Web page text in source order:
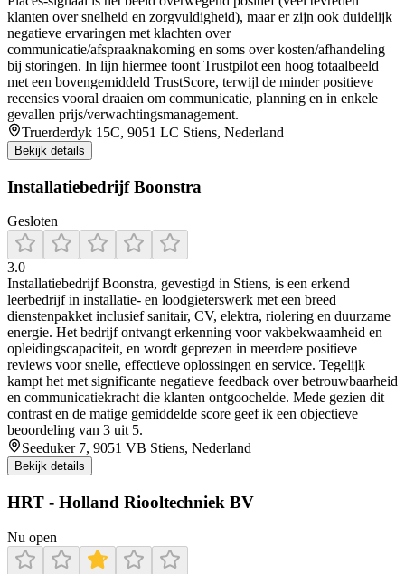
klanten over snelheid en zorgvuldigheid), maar er zijn ook duidelijk
negatieve ervaringen met klachten over
communicatie/afspraaknakoming en soms over kosten/afhandeling
bij storingen. In lijn hiermee toont Trustpilot een hoog totaalbeeld
met een bovengemiddeld TrustScore, terwijl de minder positieve
recensies vooral draaien om communicatie, planning en in enkele
gevallen prijs/verwachtingsmanagement.
Truerderdyk 15C, 9051 LC Stiens, Nederland
Bekijk details
Installatiebedrijf Boonstra
Gesloten
3.0
Installatiebedrijf Boonstra, gevestigd in Stiens, is een erkend
leerbedrijf in installatie- en loodgieterswerk met een breed
dienstenpakket inclusief sanitair, CV, elektra, riolering en duurzame
energie. Het bedrijf ontvangt erkenning voor vakbekwaamheid en
opleidingscapaciteit, en wordt geprezen in meerdere positieve
reviews voor snelle, effectieve oplossingen en service. Tegelijk
kampt het met significante negatieve feedback over betrouwbaarheid
en communicatiekracht die klanten ontgoochelde. Mede gezien dit
contrast en de matige gemiddelde score geef ik een objectieve
beoordeling van 3 uit 5.
Seeduker 7, 9051 VB Stiens, Nederland
Bekijk details
HRT - Holland Riooltechniek BV
Nu open